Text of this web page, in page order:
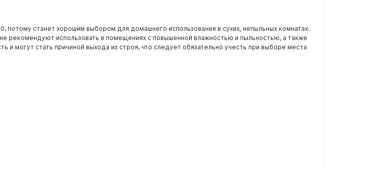
потому станет хорошим выбором для домашнего использования в сухих, непыльных комнатах.
рекомендуют использовать в помещениях с повышенной влажностью и пыльностью, а также
и могут стать причиной выхода из строя, что следует обязательно учесть при выборе места